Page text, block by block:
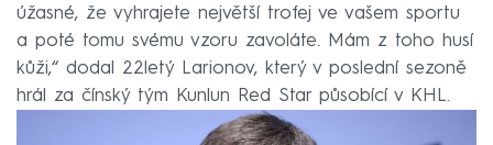
úžasné, že vyhrajete největší trofej ve vašem sportu
a poté tomu svému vzoru zavoláte. Mám z toho husí
kůži,“ dodal 22letý Larionov, který v poslední sezoně
hrál za čínský tým Kunlun Red Star působící v KHL.